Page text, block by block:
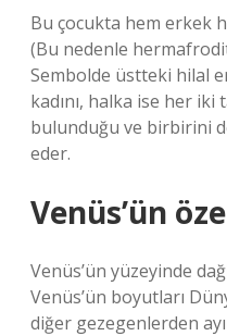
Bu çocukta hem erkek
(Bu nedenle
Sembolde üstteki hilal
kadını, halka ise her
bulunduğu ve birbirini
eder.
Venüs’ün
Venüs’ün yüzeyinde
Venüs’ün boyutları
diğer gezegenlerden